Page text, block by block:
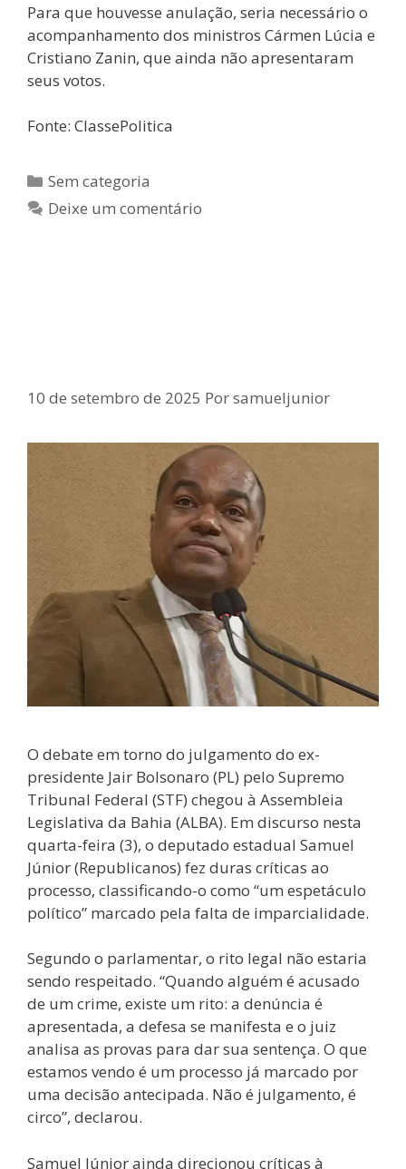
Para que houvesse anulação, seria necessário o
acompanhamento dos ministros Cármen Lúcia e
Cristiano Zanin, que ainda não apresentaram
seus votos.
Fonte: ClassePolitica
Sem categoria
Deixe um comentário
10 de setembro de 2025 Porsamueljunior
O debate em torno do julgamento do ex-
presidente Jair Bolsonaro (PL) pelo Supremo
Tribunal Federal (STF) chegou à Assembleia
Legislativa da Bahia (ALBA). Em discurso nesta
quarta-feira (3), o deputado estadual Samuel
Júnior (Republicanos) fez duras críticas ao
processo, classificando-o como “um espetáculo
político” marcado pela falta de imparcialidade.
Segundo o parlamentar, o rito legal não estaria
sendo respeitado. “Quando alguém é acusado
de um crime, existe um rito: a denúncia é
apresentada, a defesa se manifesta e o juiz
analisa as provas para dar sua sentença. O que
estamos vendo é um processo já marcado por
uma decisão antecipada. Não é julgamento, é
circo”, declarou.
Samuel Júnior ainda direcionou críticas à